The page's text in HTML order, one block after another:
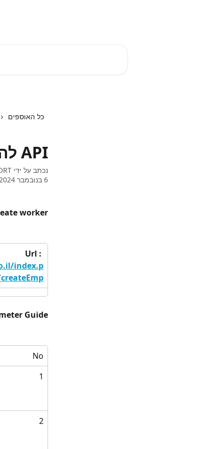
כל האוספים
API להוספת עובד חדש
נכתב על ידי
6 בנובמבר 2024
worker:
Url :
index.p
Guide:
No
1
2